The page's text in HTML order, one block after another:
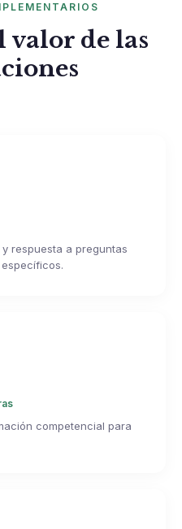
de las
respuesta a preguntas
competencial para